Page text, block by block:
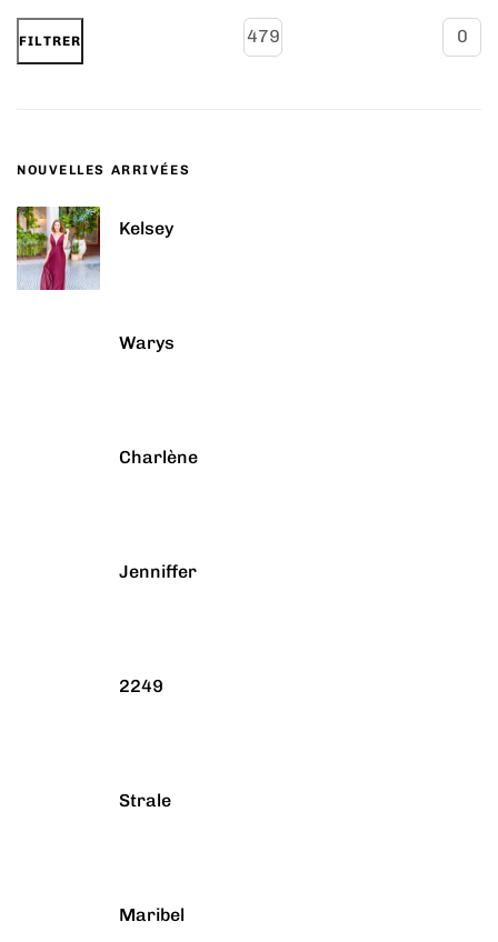
FILTRER
NOUVELLES ARRIVÉES
Kelsey
Warys
Charlène
Jenniffer
2249
Strale
Maribel